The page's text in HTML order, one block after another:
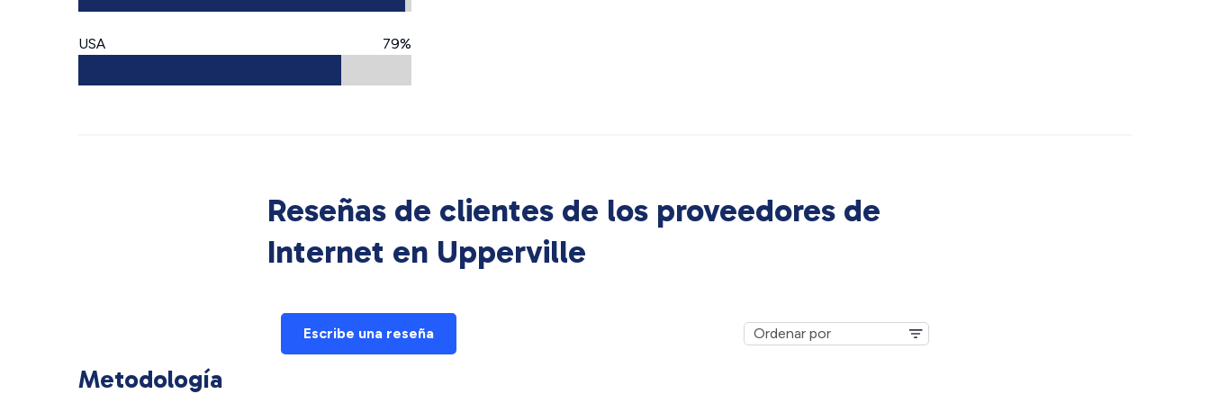
USA 79%
Reseñas de clientes de los proveedores de
Internet en Upperville
Escribe una reseña
Metodología